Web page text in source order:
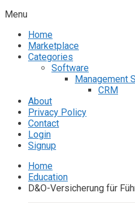
Menu
Home
Marketplace
Categories
Software
Management
CRM
About
Privacy Policy
Contact
Login
Signup
Home
Education
D&O-Versicherung für